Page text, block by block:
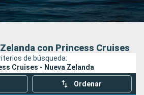
Buscar
con Princess Cruises
de búsqueda:
Cruises - Nueva Zelanda
Ordenar